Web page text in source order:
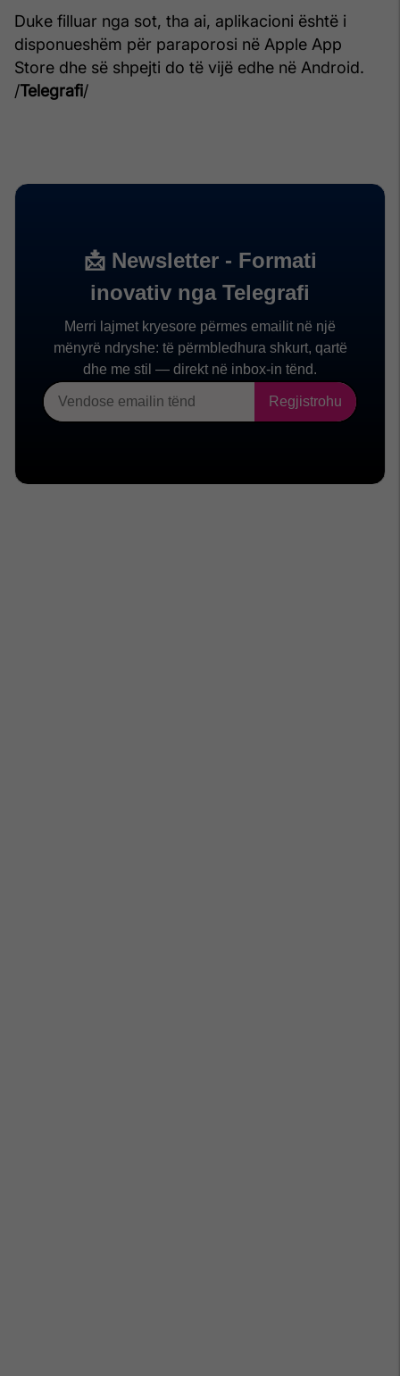
Duke filluar nga sot, tha ai, aplikacioni është i
disponueshëm për paraporosi në Apple App
Store dhe së shpejti do të vijë edhe në Android.
/Telegrafi/